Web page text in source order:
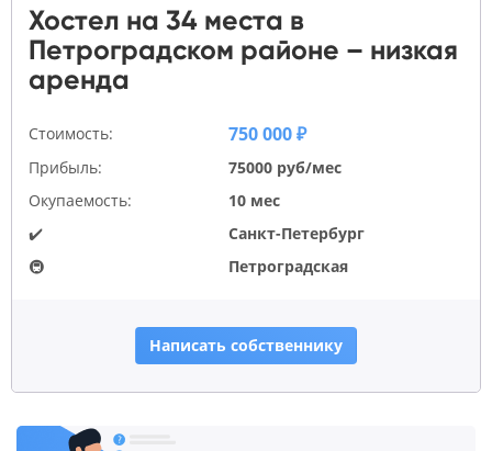
Хостел на 34 места в
Петроградском районе – низкая
аренда
Стоимость: 750 000 ₽
Прибыль:
75000 руб/мес
Окупаемость:
10 мес
✔️
Санкт-Петербург
🚇
Петроградская
Написать собственнику